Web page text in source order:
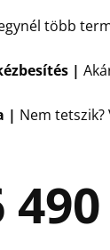
több
|
| Nem
490